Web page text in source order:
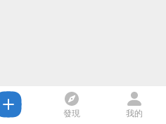
發現 我的